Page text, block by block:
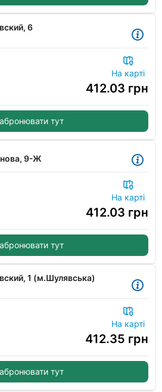
6
На карті
412.03 грн
тут
9-Ж
На карті
412.03 грн
тут
1 (м.Шулявська)
На карті
412.35 грн
тут